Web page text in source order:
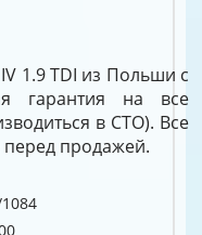
1.9 TDI из Польши с
гарантия на все
в СТО). Все
перед продажей.